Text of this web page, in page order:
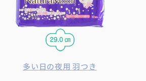
多い日の夜用 羽つき